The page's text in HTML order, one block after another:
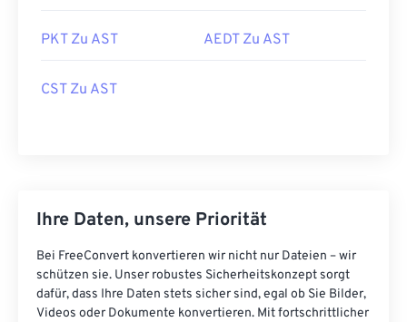
PKT Zu AST AEDT Zu AST
CST Zu AST
Ihre Daten, unsere Priorität
Bei FreeConvert konvertieren wir nicht nur Dateien – wir
schützen sie. Unser robustes Sicherheitskonzept sorgt
dafür, dass Ihre Daten stets sicher sind, egal ob Sie Bilder,
Videos oder Dokumente konvertieren. Mit fortschrittlicher